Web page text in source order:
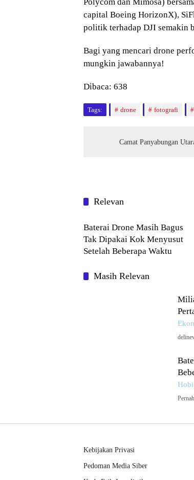
capital Boeing HorizonX),
politik terhadap DJI semakin
Bagi yang mencari drone
mungkin jawabannya!
Dibaca: 638
Tags: drone fotografi
Camat Panyabungan
Relevan
Hobi
Baterai Drone Masih Bagus
Tak Dipakai Kok Menyusut
Setelah Beberapa Waktu
Masih Relevan
Hobi
Kebijakan Privasi
Pedoman Media Siber